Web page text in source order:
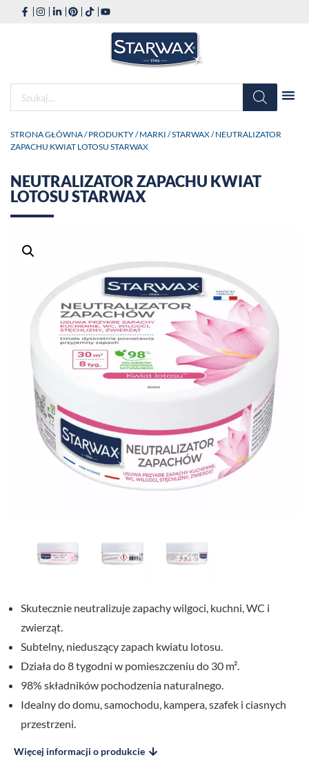
STRONA GŁÓWNA/PRODUKTY/MARKI /STARWAX/ NEUTRALIZATOR
ZAPACHU KWIAT LOTOSU STARWAX
NEUTRALIZATOR ZAPACHU KWIAT
LOTOSU STARWAX
Skutecznie neutralizuje zapachy wilgoci, kuchni, WC i
zwierząt.
Subtelny, nieduszący zapach kwiatu lotosu.
Działa do 8 tygodni w pomieszczeniu do 30 m².
98% składników pochodzenia naturalnego.
Idealny do domu, samochodu, kampera, szafek i ciasnych
przestrzeni.
Więcej informacji o produkcie